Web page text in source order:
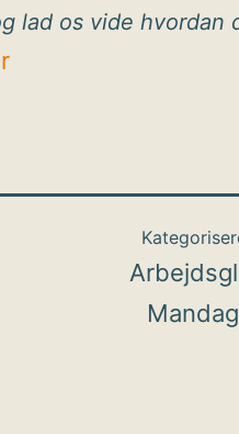
lad os vide hvordan